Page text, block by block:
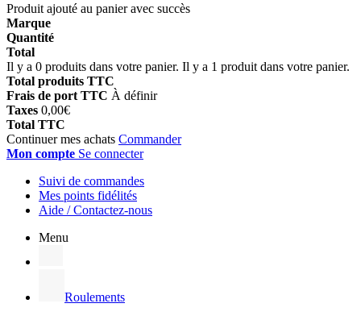
Produit ajouté au panier avec succès
Marque
Quantité
Total
Il y a 0 produits dans votre panier. Il y a 1 produit dans votre panier.
Total produits TTC
Frais de port TTC À définir
Taxes 0,00€
Total TTC
Continuer mes achats Commander
Mon compte Se connecter
Suivi de commandes
Mes points fidélités
Aide / Contactez-nous
Menu
Roulements